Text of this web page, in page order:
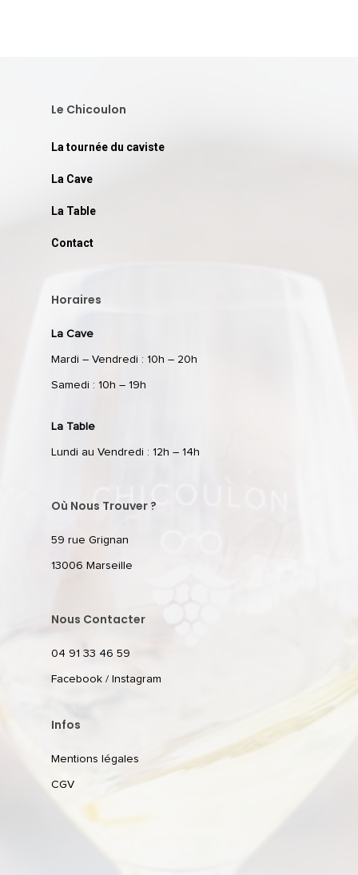
Le Chicoulon
La tournée du caviste
La Cave
La Table
Contact
Horaires
La Cave
Mardi – Vendredi : 10h – 20h
Samedi : 10h – 19h
La Table
Lundi au Vendredi : 12h – 14h
Où Nous Trouver ?
59 rue Grignan
13006 Marseille
Nous Contacter
04 91 33 46 59
Facebook / Instagram
Infos
Mentions légales
CGV